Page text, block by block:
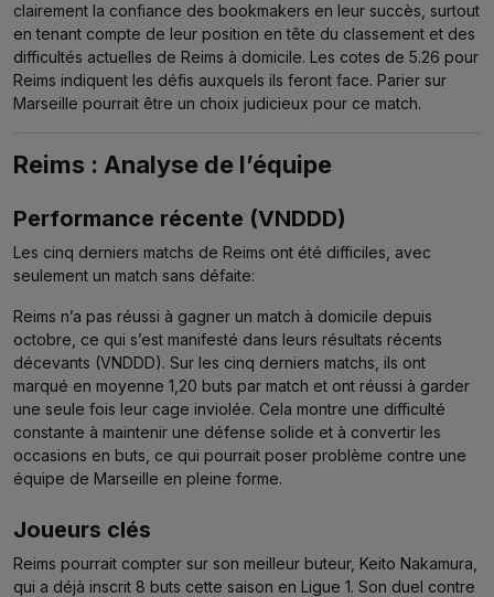
clairement la confiance des bookmakers en leur succès, surtout
en tenant compte de leur position en tête du classement et des
difficultés actuelles de Reims à domicile. Les cotes de 5.26 pour
Reims indiquent les défis auxquels ils feront face. Parier sur
Marseille pourrait être un choix judicieux pour ce match.
Reims : Analyse de l’équipe
Performance récente (VNDDD)
Les cinq derniers matchs de Reims ont été difficiles, avec
seulement un match sans défaite:
Reims n’a pas réussi à gagner un match à domicile depuis
octobre, ce qui s’est manifesté dans leurs résultats récents
décevants (VNDDD). Sur les cinq derniers matchs, ils ont
marqué en moyenne 1,20 buts par match et ont réussi à garder
une seule fois leur cage inviolée. Cela montre une difficulté
constante à maintenir une défense solide et à convertir les
occasions en buts, ce qui pourrait poser problème contre une
équipe de Marseille en pleine forme.
Joueurs clés
Reims pourrait compter sur son meilleur buteur, Keito Nakamura,
qui a déjà inscrit 8 buts cette saison en Ligue 1. Son duel contre